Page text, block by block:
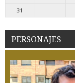
31
PERSONAJES